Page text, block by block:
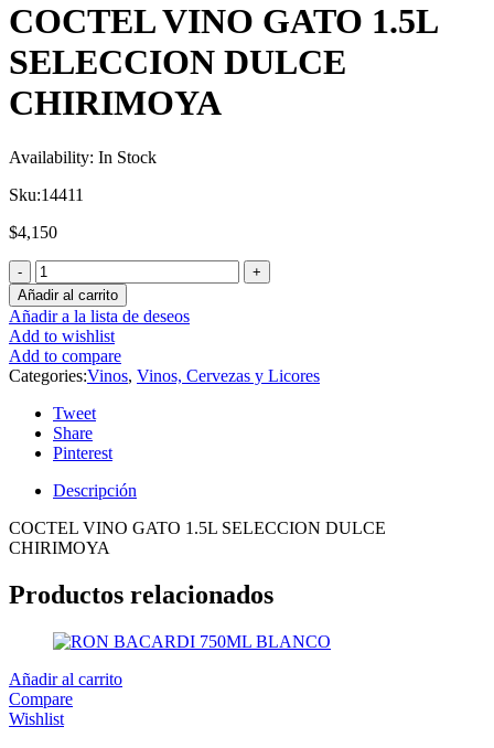
COCTEL VINO GATO 1.5L
SELECCION DULCE
CHIRIMOYA
Availability: In Stock
Sku:14411
$4,150
Añadir al carrito
Añadir a la lista de deseos
Add to wishlist
Add to compare
Categories:Vinos, Vinos, Cervezas y Licores
Tweet
Share
Pinterest
Descripción
COCTEL VINO GATO 1.5L SELECCION DULCE
CHIRIMOYA
Productos relacionados
Añadir al carrito
Compare
Wishlist